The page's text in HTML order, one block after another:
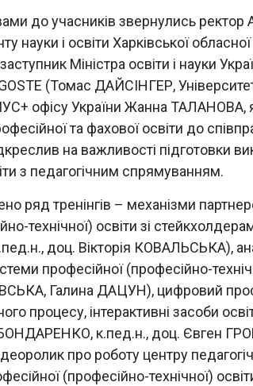
до учасників звернулись
науки і освіти Харківської
Міністра освіти і науки
(Томас ДАЙСІНГЕР,
офісу України Жанна ТАЛАНОВА,
та фахової освіти до
на важливості підготовки
з педагогічним спрямуванням.
ряд тренінгів – механізми
технічної) освіти зі
доц. Вікторія КОВАЛЬСЬКА),
професійної (професійно-
Галина ДАЦУН), цифровий
процесу, інтерактивнi засоби
к.пед.н., доц. Євген
про роботу центру
(професійно-технічної)